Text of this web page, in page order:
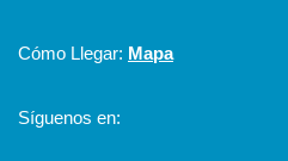
Cómo Llegar: Mapa
Síguenos en: